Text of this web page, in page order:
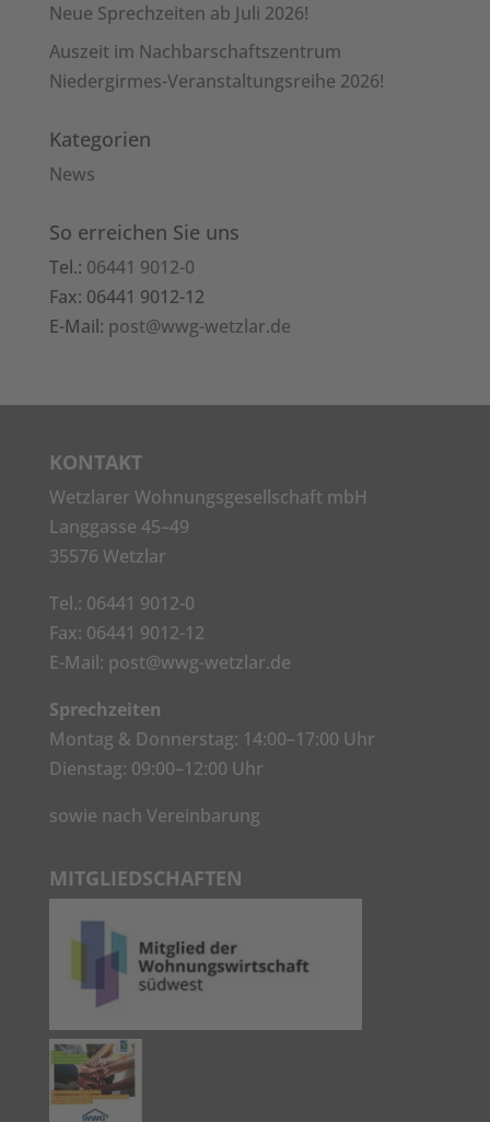
Neue Sprechzeiten ab Juli 2026!
Auszeit im Nachbarschaftszentrum
Niedergirmes-Veranstaltungsreihe 2026!
Kategorien
News
So erreichen Sie uns
Tel.: 06441 9012-0
Fax: 06441 9012-12
E-Mail: post@wwg-wetzlar.de
KONTAKT
Wetzlarer Wohnungsgesellschaft mbH
Langgasse 45–49
35576 Wetzlar
Tel.: 06441 9012-0
Fax: 06441 9012-12
E-Mail: post@wwg-wetzlar.de
Sprechzeiten
Montag & Donnerstag: 14:00–17:00 Uhr
Dienstag: 09:00–12:00 Uhr
sowie nach Vereinbarung
MITGLIEDSCHAFTEN